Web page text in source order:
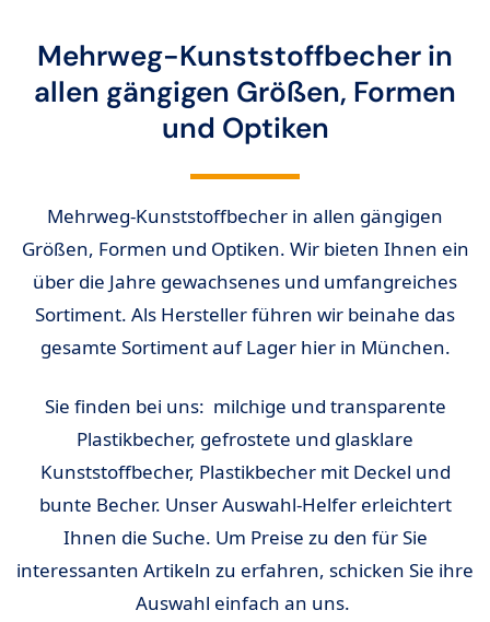
Mehrweg-Kunststoffbecher in
allen gängigen Größen, Formen
und Optiken
Mehrweg-Kunststoffbecher in allen gängigen
Größen, Formen und Optiken. Wir bieten Ihnen ein
über die Jahre gewachsenes und umfangreiches
Sortiment. Als Hersteller führen wir beinahe das
gesamte Sortiment auf Lager hier in München.
Sie finden bei uns: milchige und transparente
Plastikbecher, gefrostete und glasklare
Kunststoffbecher, Plastikbecher mit Deckel und
bunte Becher. Unser Auswahl-Helfer erleichtert
Ihnen die Suche. Um Preise zu den für Sie
interessanten Artikeln zu erfahren, schicken Sie ihre
Auswahl einfach an uns.